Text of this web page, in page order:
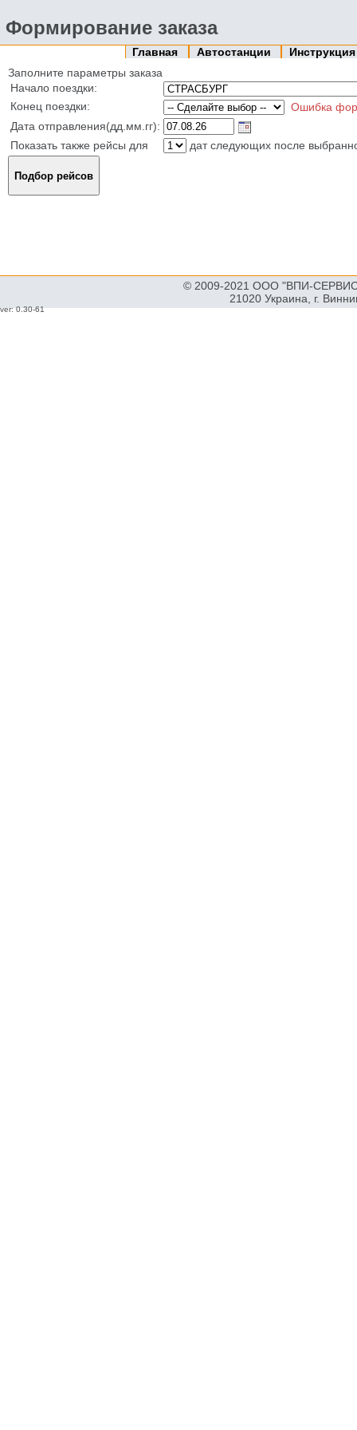
Формирование заказа
Главная Автостанции
Заполните параметры заказа
Начало поездки:
Конец поездки:
Ошибка
Дата отправления(дд.мм.гг):
Показать также рейсы для
дат следующих после
© 2009-2021 ООО "ВПИ-
21020 Украина, г.
ver: 0.30-61